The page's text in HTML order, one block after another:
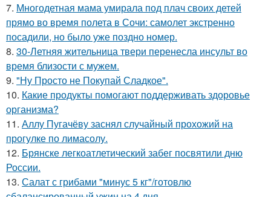
7. Многодетная мама умирала под плач своих детей
прямо во время полета в Сочи: самолет экстренно
посадили, но было уже поздно номер.
8. 30-Летняя жительница твери перенесла инсульт во
время близости с мужем.
9. "Ну Просто не Покупай Сладкое".
10. Какие продукты помогают поддерживать здоровье
организма?
11. Аллу Пугачёву заснял случайный прохожий на
прогулке по лимасолу.
12. Брянске легкоатлетический забег посвятили дню
России.
13. Салат с грибами "минус 5 кг"/готовлю